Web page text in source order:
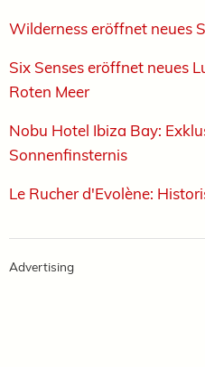
Wilderness eröffnet neues
Six Senses eröffnet neues
Roten Meer
Nobu Hotel Ibiza Bay:
Sonnenfinsternis ­
Le Rucher d'Evolène:
Advertising